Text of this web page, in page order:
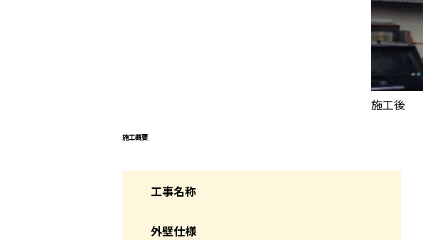
施工後
施工概要
工事名称
外壁仕様